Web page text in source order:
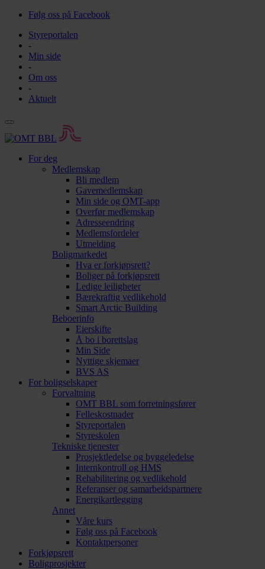
Følg oss på Facebook
Styreportalen
-
Min side
-
Om oss
-
Aktuelt
For deg
Medlemskap
Bli medlem
Gavemedlemskap
Min side og OMT-app
Overfør medlemskap
Adresseendring
Medlemsfordeler
Utmelding
Boligmarkedet
Hva er forkjøpsrett?
Boliger på forkjøpsrett
Ledige leiligheter
Bærekraftig vedlikehold
Smart Arctic Building
Beboerinfo
Eierskifte
Å bo i borettslag
Min Side
Nyttige skjemaer
BVS AS
For boligselskaper
Forvaltning
OMT BBL som forretningsfører
Felleskostnader
Styreportalen
Styreskolen
Tekniske tjenester
Prosjektledelse og byggeledelse
Internkontroll og HMS
Rehabilitering og vedlikehold
Referanser og samarbeidspartnere
Energikartlegging
Annet
Våre kurs
Følg oss på Facebook
Kontaktpersoner
Forkjøpsrett
Boligprosjekter